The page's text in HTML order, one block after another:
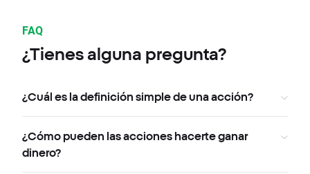
FAQ
¿Tienes alguna pregunta?
¿Cuál es la definición simple de una acción?
¿Cómo pueden las acciones hacerte ganar
dinero?